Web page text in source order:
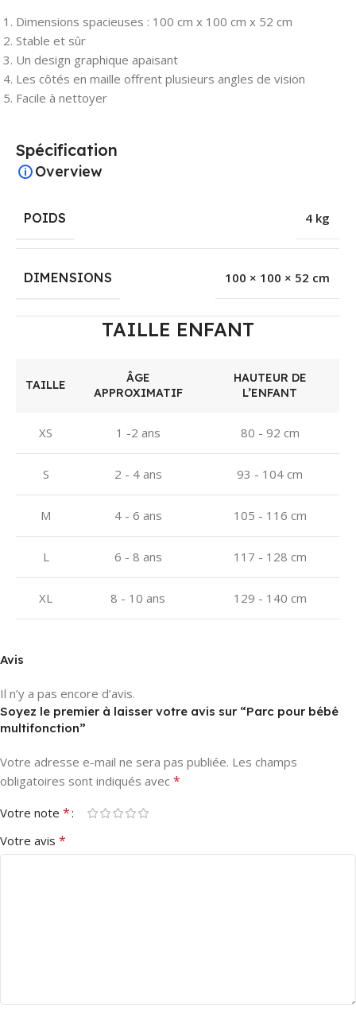
Dimensions spacieuses : 100 cm x 100 cm x 52 cm
Stable et sûr
Un design graphique apaisant
Les côtés en maille offrent plusieurs angles de vision
Facile à nettoyer
Spécification
Overview
POIDS 4 kg
DIMENSIONS 100 × 100 × 52 cm
TAILLE ENFANT
TAILLE
ÂGE
APPROXIMATIF
HAUTEUR DE
L’ENFANT
XS 1 -2 ans 80 - 92 cm
S 2 - 4 ans 93 - 104 cm
M 4 - 6 ans 105 - 116 cm
L 6 - 8 ans 117 - 128 cm
XL 8 - 10 ans 129 - 140 cm
Avis
Il n’y a pas encore d’avis.
Soyez le premier à laisser votre avis sur “Parc pour bébé
multifonction”
Votre adresse e-mail ne sera pas publiée. Les champs
obligatoires sont indiqués avec *
Votre note *
Votre avis *